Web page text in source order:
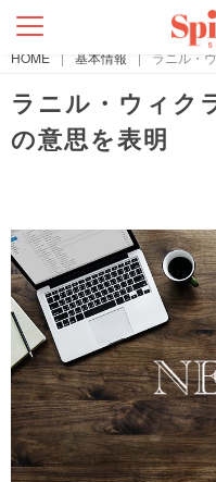
HOME | 基本情報 | ラニル・
ラニル・ウィク
の意思を表明